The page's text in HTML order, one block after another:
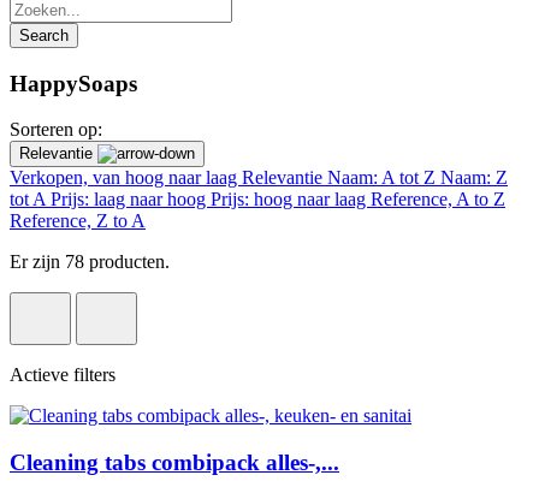
Search
HappySoaps
Sorteren op:
Relevantie
Verkopen, van hoog naar laag Relevantie Naam: A tot Z Naam: Z
tot APrijs: laag naar hoog Prijs: hoog naar laag Reference, A to Z
Reference, Z to A
Er zijn 78 producten.
Actieve filters
Cleaning tabs combipack alles-,...